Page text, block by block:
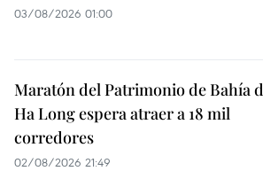
03/08/2026 01:00
Maratón del Patrimonio de Bahía
Ha Long espera atraer a 18 mil
corredores
02/08/2026 21:49